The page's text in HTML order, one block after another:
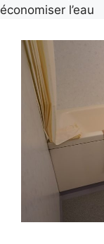
économiser l’eau